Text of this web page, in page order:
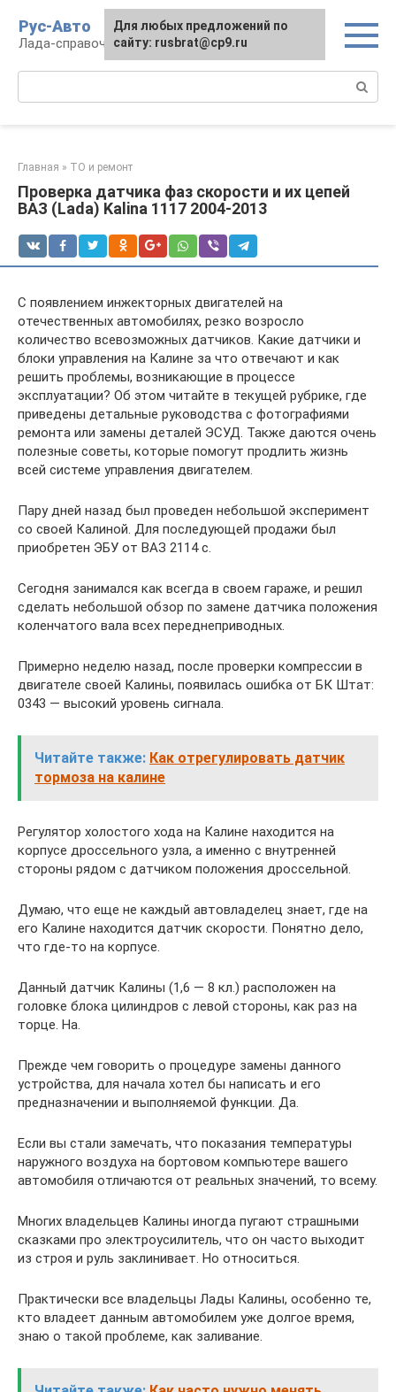
контенту
Рус-Авто
Лада-справочник
Главная » ТО и ремонт
Проверка датчика фаз скорости и их цепей
ВАЗ (Lada) Kalina 1117 2004-2013
С появлением инжекторных двигателей на
отечественных автомобилях, резко возросло
количество всевозможных датчиков. Какие датчики и
блоки управления на Калине за что отвечают и как
решить проблемы, возникающие в процессе
эксплуатации? Об этом читайте в текущей рубрике, где
приведены детальные руководства с фотографиями
ремонта или замены деталей ЭСУД. Также даются очень
полезные советы, которые помогут продлить жизнь
всей системе управления двигателем.
Пару дней назад был проведен небольшой эксперимент
со своей Калиной. Для последующей продажи был
приобретен ЭБУ от ВАЗ 2114 с.
Сегодня занимался как всегда в своем гараже, и решил
сделать небольшой обзор по замене датчика положения
коленчатого вала всех переднеприводных.
Примерно неделю назад, после проверки компрессии в
двигателе своей Калины, появилась ошибка от БК Штат:
0343 — высокий уровень сигнала.
Читайте также: Как отрегулировать датчик
тормоза на калине
Регулятор холостого хода на Калине находится на
корпусе дроссельного узла, а именно с внутренней
стороны рядом с датчиком положения дроссельной.
Думаю, что еще не каждый автовладелец знает, где на
его Калине находится датчик скорости. Понятно дело,
что где-то на корпусе.
Данный датчик Калины (1,6 — 8 кл.) расположен на
головке блока цилиндров с левой стороны, как раз на
торце. На.
Прежде чем говорить о процедуре замены данного
устройства, для начала хотел бы написать и его
предназначении и выполняемой функции. Да.
Если вы стали замечать, что показания температуры
наружного воздуха на бортовом компьютере вашего
автомобиля отличаются от реальных значений, то всему.
Многих владельцев Калины иногда пугают страшными
сказками про электроусилитель, что он часто выходит
из строя и руль заклинивает. Но относиться.
Практически все владельцы Лады Калины, особенно те,
кто владеет данным автомобилем уже долгое время,
знаю о такой проблеме, как заливание.
Для любых предложений по
сайту: rusbrat@cp9.ru